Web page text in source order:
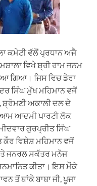
ਕਮੇਟੀ ਵੱਲੋਂ ਪ੍ਰਧਾਨ ਅਜੈ
ਵਿਖੇ ਸ਼੍ਰੀ ਰਾਮ ਜਨਮ
ਗਿਆ। ਜਿਸ ਵਿਚ ਡੇਰਾ
ਸਿੰਘ ਮੁੱਖ ਮਹਿਮਾਨ ਵਜੋਂ
ਸ਼੍ਰੋਮਣੀ ਅਕਾਲੀ ਦਲ ਦੇ
ਆਦਮੀ ਪਾਰਟੀ ਲੋਕ
ਗੁਰਪ੍ਰੀਤ ਸਿੰਘ
ਕੌਰ ਵਿਸ਼ੇਸ਼ ਮਹਿਮਾਨ ਵਜੋਂ
ਤੇ ਜਨਰਲ ਸਕੱਤਰ ਮਨੋਜ
ਕੀਤਾ। ਇਸ ਮੌਕੇ
ਤੋਂ ਬਾਂਕੇ ਬਾਬਾ ਜੀ, ਪੂਜਾ